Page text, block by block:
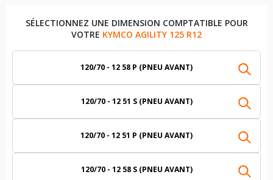
SÉLECTIONNEZ UNE DIMENSION COMPTATIBLE POUR
VOTRE KYMCO AGILITY 125 R12
120/70 - 12 58 P (PNEU AVANT)
120/70 - 12 51 S (PNEU AVANT)
120/70 - 12 51 P (PNEU AVANT)
120/70 - 12 58 S (PNEU AVANT)